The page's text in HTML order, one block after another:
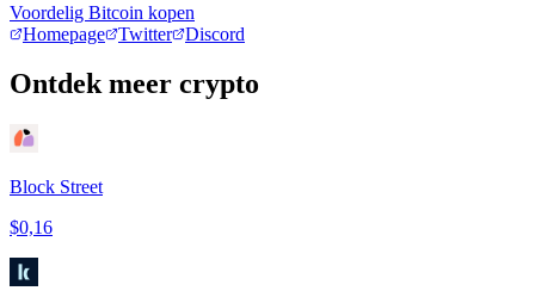
Voordelig Bitcoin kopen
Homepage
Twitter Discord
Ontdek meer crypto
Block Street
$0,16